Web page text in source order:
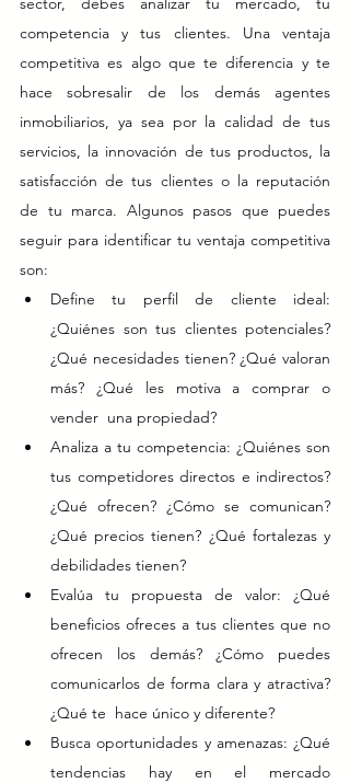
competencia y tus clientes. Una ventaja
competitiva es algo que te diferencia y te
hace sobresalir de los demás agentes
inmobiliarios, ya sea por la calidad de tus
servicios, la innovación de tus productos, la
satisfacción de tus clientes o la reputación
de tu marca. Algunos pasos que puedes
seguir para identificar tu ventaja competitiva
son:
Define tu perfil de cliente ideal:
¿Quiénes son tus clientes potenciales?
¿Qué necesidades tienen? ¿Qué valoran
más? ¿Qué les motiva a comprar o
vender  una propiedad?
Analiza a tu competencia: ¿Quiénes son
tus competidores directos e indirectos?
¿Qué ofrecen? ¿Cómo se comunican?
¿Qué precios tienen? ¿Qué fortalezas y
debilidades tienen?
Evalúa tu propuesta de valor: ¿Qué
beneficios ofreces a tus clientes que no
ofrecen los demás? ¿Cómo puedes
comunicarlos de forma clara y atractiva?
¿Qué te  hace único y diferente?
Busca oportunidades y amenazas: ¿Qué
tendencias hay en el mercado